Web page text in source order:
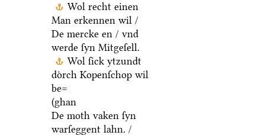
Wol recht einen
Man erkennen wil /
De mercke en / vnd
werde ſyn Mitgeſell.
Wol ſick ytzundt
doͤrch Kopenſchop wil
be=
(ghan
De moth vaken ſyn
warſeggent lahn. /